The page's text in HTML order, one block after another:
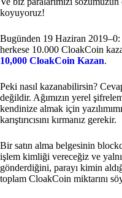
koyuyoruz!
Bugünden 19 Haziran
herkese 10.000 CloakCoin
10,000 CloakCoin Kazan.
Peki nasıl kazanabilirsin?
değildir. Ağımızın yerel
kendinize almak için
karıştırıcısını kırmanız gerekir.
Bir satın alma belgesinin
işlem kimliği vereceğiz ve
gönderdiğini, parayı kimin
toplam CloakCoin miktarını